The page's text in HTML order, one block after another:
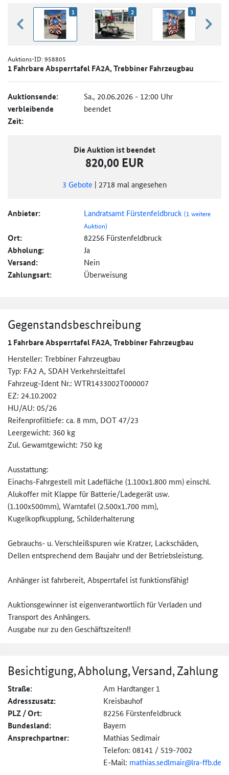
zurück blättern
1 2 3
Auktions-ID:958805
1 Fahrbare Absperrtafel FA2A, Trebbiner Fahrzeugbau
Auktionsende: Sa., 20.06.2026 - 12:00 Uhr
verbleibende
Zeit:
beendet
Die Auktion ist beendet
820,00 EUR
3 Gebote | 2718 mal angesehen
Anbieter: Landratsamt Fürstenfeldbruck(1 weitere
Auktion)
Ort: 82256 Fürstenfeldbruck
Abholung: Ja
Versand: Nein
Zahlungsart: Überweisung
Gegenstandsbeschreibung
1 Fahrbare Absperrtafel FA2A, Trebbiner Fahrzeugbau
Hersteller: Trebbiner Fahrzeugbau
Typ: FA2 A, SDAH Verkehrsleittafel
Fahrzeug-Ident Nr.: WTR1433002T000007
EZ: 24.10.2002
HU/AU: 05/26
Reifenprofiltiefe: ca. 8 mm, DOT 47/23
Leergewicht: 360 kg
Zul. Gewamtgewicht: 750 kg
Ausstattung:
Einachs-Fahrgestell mit Ladefläche (1.100x1.800 mm) einschl.
Alukoffer mit Klappe für Batterie/Ladegerät usw.
(1.100x500mm), Warntafel (2.500x1.700 mm),
Kugelkopfkupplung, Schilderhalterung
Gebrauchs- u. Verschleißspuren wie Kratzer, Lackschäden,
Dellen entsprechend dem Baujahr und der Betriebsleistung.
Anhänger ist fahrbereit, Absperrtafel ist funktionsfähig!
Auktionsgewinner ist eigenverantwortlich für Verladen und
Transport des Anhängers.
Ausgabe nur zu den Geschäftszeiten!!
Besichtigung, Abholung, Versand, Zahlung
Straße: Am Hardtanger 1
Adresszusatz: Kreisbauhof
PLZ / Ort: 82256 Fürstenfeldbruck
Bundesland: Bayern
Ansprechpartner:
Mathias Sedlmair
Telefon: 08141 / 519-7002
E-Mail: mathias.sedlmair@lra-ffb.de